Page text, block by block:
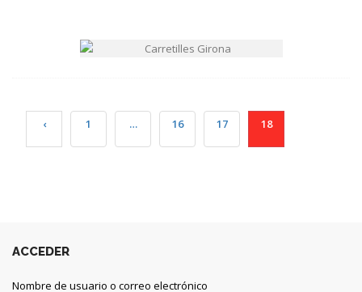
‹ 1 … 16 17 18
ACCEDER
Nombre de usuario o correo electrónico